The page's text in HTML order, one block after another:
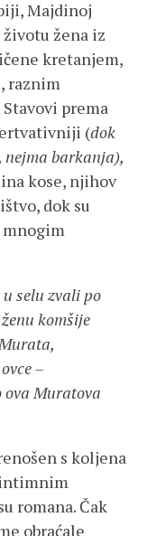
Majdinoj
žena iz
kretanjem,
raznim
prema
(dok
nejma barkanja),
kose, njihov
dok su
mnogim
selu zvali po
komšije
–
ova Muratova
s koljena
intimnim
romana. Čak
obraćale